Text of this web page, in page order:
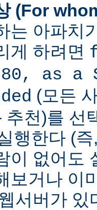
(For
는 아파치
게 하려면
as a
(모든
추천)를 선
행한다 (
이 없어도
보거나 이
서버가